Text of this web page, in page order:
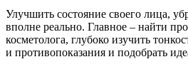
Улучшить состояние своего лица,
вполне реально. Главное – найти
косметолога, глубоко изучить
и противопоказания и подобрать